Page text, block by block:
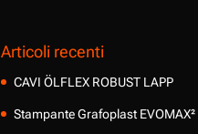
Articoli recenti
CAVI ÖLFLEX ROBUST LAPP
Stampante Grafoplast EVOMAX²